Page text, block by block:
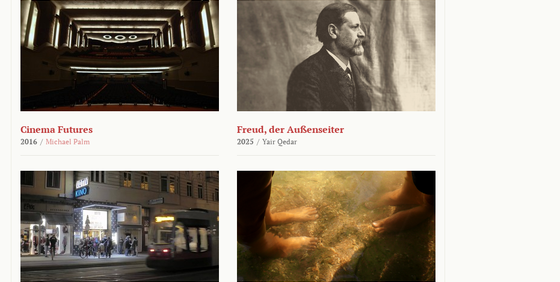
Cinema Futures
2016 / Michael Palm
Freud, der Außenseiter
2025 / Yair Qedar